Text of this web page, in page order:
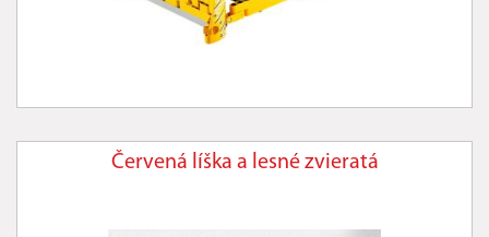
Červená líška a lesné zvieratá